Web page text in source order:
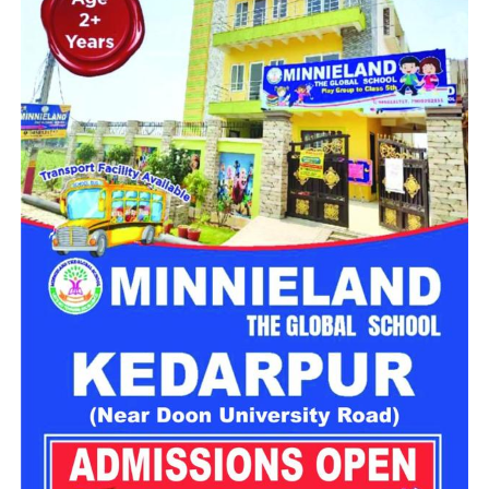
भीषण सड़क हादसे में दो युवकों की मौत
प्रत्यक्षदर्शियों के अनुसार टक्कर इतनी तेज थी कि दोनों युवक गंभीर रूप से
घायल होकर सड़क पर गिर पड़े। स्थानीय लोगों ने तुरंत पुलिस को सूचना
दी, लेकिन दोनों ने घटनास्थल पर ही दम तोड़ दिया।
सूचना मिलने पर पथरी थाना पुलिस मौके पर पहुंची और दोनों शवों को कब्जे
में लेकर पोस्टमार्टम के लिए भेज दिया। पोस्टमार्टम की प्रक्रिया पूरी होने
के बाद शव परिजनों को सौंप दिए गए।